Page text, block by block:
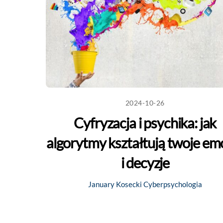
2024-10-26
Cyfryzacja i psychika: jak
algorytmy kształtują twoje
i decyzje
January Kosecki Cyberpsychologia